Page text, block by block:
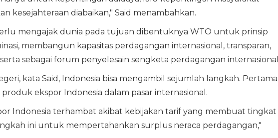
kesejahteraan diabaikan," Said menambahkan.
mengajak dunia pada tujuan dibentuknya WTO untuk prinsip
membangun kapasitas perdagangan internasional, transparan,
sebagai forum penyelesain sengketa perdagangan
kata Said, Indonesia bisa mengambil sejumlah langkah.
ekspor Indonesia dalam pasar internasional.
Indonesia terhambat akibat kebijakan tarif yang membuat tingkat
ini untuk mempertahankan surplus neraca perdagangan,"